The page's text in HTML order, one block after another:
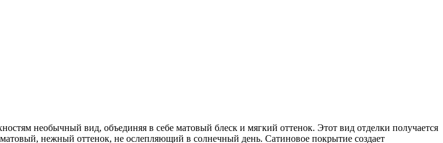
необычный вид, объединяя в себе матовый блеск и мягкий оттенок. Этот вид отделки получается
нежный оттенок, не ослепляющий в солнечный день. Сатиновое покрытие создает